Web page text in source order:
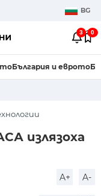
BG
3 0
България и еврото
излязоха
A+ A-